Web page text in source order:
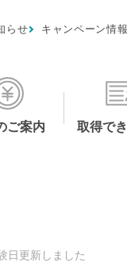
らせ キャンペーン情報
ご案内 取得で
日更新しました